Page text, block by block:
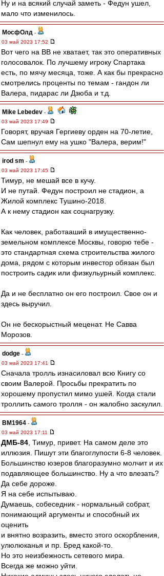
Ну и на всякий случай заметь - Федун ушел,
мало что изменилось.
МосфОлд -
03 май 2023 17:52
Вот чего на ВВ не хватает, так это оперативных
голосовалок. По лучшему игроку Спартака
есть, по мячу месяца, тоже. А как бы прекрасно
смотрелись проценты по темам - гандон ли
Валера, пидарас ли Дзюба и т.д.
Mike Lebedev -
03 май 2023 17:49
Говорят, вручая Гергиеву орден на 70-летие,
Сам шепнул ему на ушко "Валера, верим!"
irod sm -
03 май 2023 17:45
Тимур, не мешай все в кучу.
И не путай. Федун построил не стадион, а
Жилой комплекс Тушино-2018.
А к нему стадион как соцнагрузку.
Как человек, работааший в имущественно-
земельном комплексе Москвы, говорю тебе -
это стандартная схема строительства жилого
дома, рядом с которым инвестор обязан был
построить садик или физкульурный комплекс.
Да и не бесплатно он его построил. Свое он и
здесь выручил.
Он не бескорыстный меценат. Не Савва
Морозов.
dodge -
03 май 2023 17:41
Сначала тролль изнасиловал всю Книгу со
своим Валерой. Просьбы прекратить по
хорошему пропустил мимо ушей. Когда стали
троллить самого тролля - он жалобно заскулил.
BM1964 -
03 май 2023 17:11
ДМБ-84 , Тимур, привет. На самом деле это
иллюзия. Пишут эти благоглупости 6-8 человек.
Большинство юзеров благоразумно молчит и их
подавляющее большинство. Ну а что влезать?
Да себе дороже.
Я на себе испытываю.
Думаешь, собеседник - нормальный собрат,
понимающий аргументы и способный их
оценить
и внятно возразить, вместо этого оскорбления,
улюлюканья и пр. Бред какой-то.
Но это неизбежность сетевого мира.
Всегда же можно уйти.